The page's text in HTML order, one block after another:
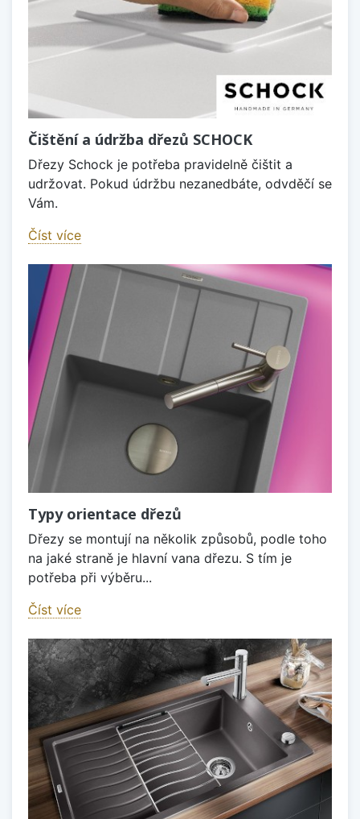
Čištění a údržba dřezů SCHOCK
Dřezy Schock je potřeba pravidelně čištit a
udržovat. Pokud údržbu nezanedbáte, odvděčí se
Vám.
Číst více
Typy orientace dřezů
Dřezy se montují na několik způsobů, podle toho
na jaké straně je hlavní vana dřezu. S tím je
potřeba při výběru...
Číst více